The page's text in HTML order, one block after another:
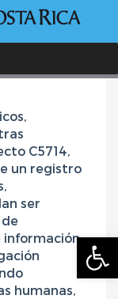
C5714,
un registro
ser
información
humanas,